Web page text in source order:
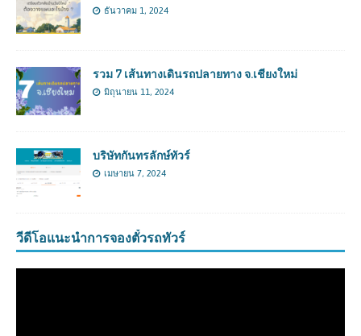
ธันวาคม 1, 2024
รวม 7 เส้นทางเดินรถปลายทาง จ.เชียงใหม่
มิถุนายน 11, 2024
บริษัทกันทรลักษ์ทัวร์
เมษายน 7, 2024
วีดีโอแนะนำการจองตั๋วรถทัวร์